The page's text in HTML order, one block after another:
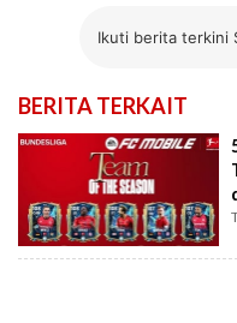
Ikuti berita terkini
BERITA TERKAIT